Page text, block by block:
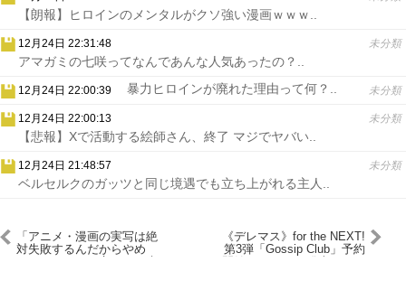
【朗報】ヒロインのメンタルがクソ強い漫画ｗｗｗ..
12月24日 22:31:48 未分類
アマガミの七咲ってなんであんな人気あったの？..
12月24日 22:00:39 未分類
暴力ヒロインが廃れた理由って何？..
12月24日 22:00:13 未分類
【悲報】Xで活動する絵師さん、終了 マジでヤバい..
12月24日 21:48:57 未分類
ベルセルクのガッツと同じ境遇でも立ち上がれる主人..
「アニメ・漫画の実写は絶
対失敗するんだからやめ
《デレマス》for the NEXT!
第3弾「Gossip Club」予約